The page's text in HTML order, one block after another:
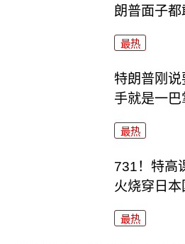
朗普面子都
最热
特朗普刚
手就是一巴
最热
731！特高
火烧穿日本
最热